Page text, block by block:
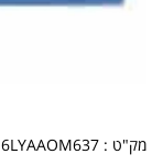
מק"ט : 6LYAAOM637